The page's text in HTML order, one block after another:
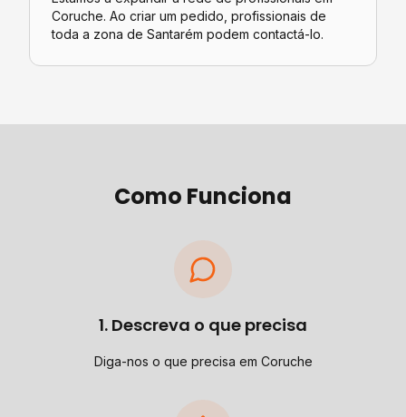
Coruche. Ao criar um pedido, profissionais de
toda a zona de Santarém podem contactá-lo.
Como Funciona
1. Descreva o que precisa
Diga-nos o que precisa em Coruche